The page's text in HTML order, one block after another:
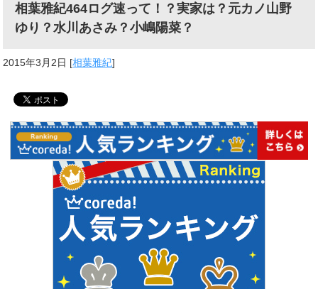
相葉雅紀464ログ速って！？実家は？元カノ山野
ゆり？水川あさみ？小嶋陽菜？
2015年3月2日 [相葉雅紀]